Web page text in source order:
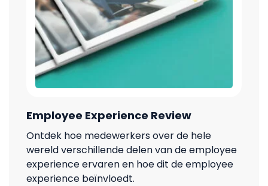
Employee Experience Review
Ontdek hoe medewerkers over de hele
wereld verschillende delen van de employee
experience ervaren en hoe dit de employee
experience beïnvloedt.